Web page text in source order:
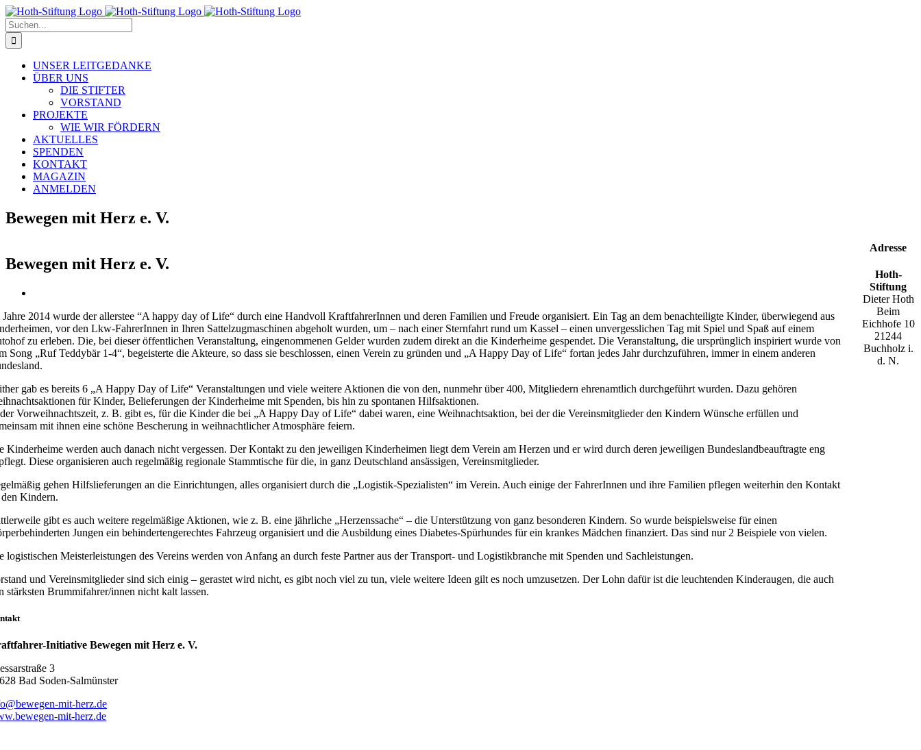
Zum
Inhalt
springen
Suche
nach:
UNSER LEITGEDANKE
ÜBER UNS
DIE STIFTER
VORSTAND
PROJEKTE
WIE WIR FÖRDERN
AKTUELLES
SPENDEN
KONTAKT
MAGAZIN
ANMELDEN
Bewegen mit Herz e. V.
Bewegen mit Herz e. V.
Bild
Jahre 2014 wurde der allerstee “A happy day of Life“ durch eine Handvoll KraftfahrerInnen und deren Familien und Freude organisiert. Ein Tag an dem benachteiligte Kinder, überwiegend aus
vor den Lkw-FahrerInnen in Ihren Sattelzugmaschinen abgeholt wurden, um – nach einer Sternfahrt rund um Kassel – einen unvergesslichen Tag mit Spiel und Spaß auf einem
zu erleben. Die, bei dieser öffentlichen Veranstaltung, eingenommenen Gelder wurden zudem direkt an die Kinderheime gespendet. Die Veranstaltung, die ursprünglich inspiriert wurde von
Song „Ruf Teddybär 1-4“, begeisterte die Akteure, so dass sie beschlossen, einen Verein zu gründen und „A Happy Day of Life“ fortan jedes Jahr durchzuführen, immer in einem anderen
gab es bereits 6 „A Happy Day of Life“ Veranstaltungen und viele weitere Aktionen die von den, nunmehr über 400, Mitgliedern ehrenamtlich durchgeführt wurden. Dazu gehören
für Kinder, Belieferungen der Kinderheime mit Spenden, bis hin zu spontanen Hilfsaktionen.
Vorweihnachtszeit, z. B. gibt es, für die Kinder die bei „A Happy Day of Life“ dabei waren, eine Weihnachtsaktion, bei der die Vereinsmitglieder den Kindern Wünsche erfüllen und
mit ihnen eine schöne Bescherung in weihnachtlicher Atmosphäre feiern.
Kinderheime werden auch danach nicht vergessen. Der Kontakt zu den jeweiligen Kinderheimen liegt dem Verein am Herzen und er wird durch deren jeweiligen Bundeslandbeauftragte eng
Diese organisieren auch regelmäßig regionale Stammtische für die, in ganz Deutschland ansässigen, Vereinsmitglieder.
gehen Hilfslieferungen an die Einrichtungen, alles organisiert durch die „Logistik-Spezialisten“ im Verein. Auch einige der FahrerInnen und ihre Familien pflegen weiterhin den Kontakt
Kindern.
gibt es auch weitere regelmäßige Aktionen, wie z. B. eine jährliche „Herzenssache“ – die Unterstützung von ganz besonderen Kindern. So wurde beispielsweise für einen
Jungen ein behindertengerechtes Fahrzeug organisiert und die Ausbildung eines Diabetes-Spürhundes für ein krankes Mädchen finanziert. Das sind nur 2 Beispiele von vielen.
logistischen Meisterleistungen des Vereins werden von Anfang an durch feste Partner aus der Transport- und Logistikbranche mit Spenden und Sachleistungen.
und Vereinsmitglieder sind sich einig – gerastet wird nicht, es gibt noch viel zu tun, viele weitere Ideen gilt es noch umzusetzen. Der Lohn dafür ist die leuchtenden Kinderaugen, die auch
stärksten Brummifahrer/innen nicht kalt lassen.
Initiative Bewegen mit Herz e. V.
3
Bad Soden-Salmünster
mit-herz.de
mit-herz.de
Adresse
Hoth-
Stiftung
Dieter Hoth
Beim
Eichhofe 10
21244
Buchholz i.
d. N.